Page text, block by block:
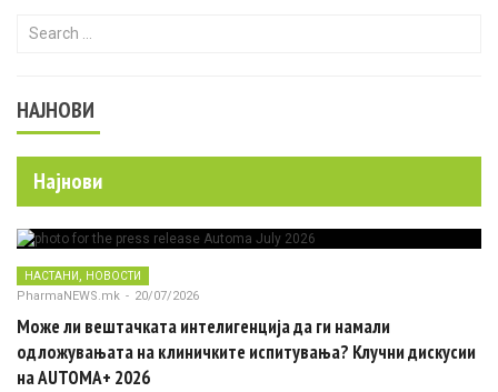
Search for:
НАЈНОВИ
Најнови
НАСТАНИ, НОВОСТИ
PharmaNEWS.mk - 20/07/2026
Може ли вештачката интелигенција да ги намали
одложувањата на клиничките испитувања? Клучни дискусии
на AUTOMA+ 2026